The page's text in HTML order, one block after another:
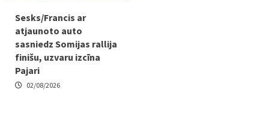
Sesks/Francis ar
atjaunoto auto
sasniedz Somijas rallija
finišu, uzvaru izcīna
Pajari
02/08/2026